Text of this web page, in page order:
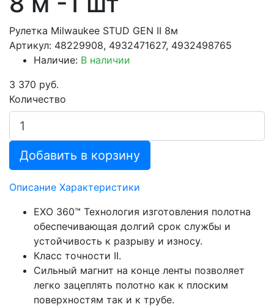
Рулетка Milwaukee STUD GEN II 8м
Артикул: 48229908, 4932471627, 4932498765
Наличие: В наличии
3 370 руб.
Количество
Добавить в корзину
Описание Характеристики
EXO 360™ Технология изготовления полотна
обеспечивающая долгий срок службы и
устойчивость к разрыву и износу.
Класс точности II.
Сильный магнит на конце ленты позволяет
легко зацеплять полотно как к плоским
поверхностям так и к трубе.